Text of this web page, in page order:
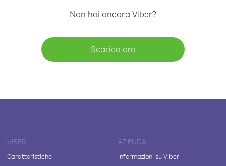
Non hai ancora Viber?
Scarica ora
VIBER
Caratteristiche
AZIENDA
Informazioni su Viber